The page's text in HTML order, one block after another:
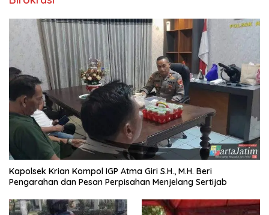
Kapolsek Krian Kompol IGP Atma Giri S.H., M.H. Beri
Pengarahan dan Pesan Perpisahan Menjelang Sertijab